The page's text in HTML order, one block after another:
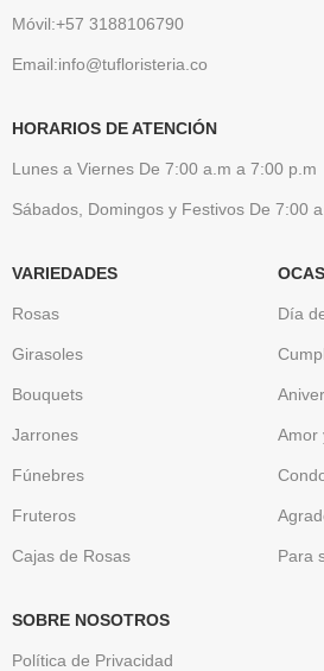
Móvil:+57 3188106790
Email:info@tufloristeria.co
HORARIOS DE ATENCIÓN
Lunes a Viernes De 7:00 a.m a 7:00 p.m
Sábados, Domingos y Festivos De 7:00
VARIEDADES
Rosas
Girasoles
Bouquets
Jarrones
Fúnebres
Fruteros
Cajas de Rosas
Día
Amor
Para
SOBRE NOSOTROS
Política de Privacidad